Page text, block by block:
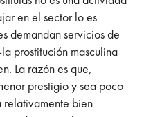
en el sector lo es
demandan servicios de
prostitución masculina
La razón es que,
prestigio y sea poco
bien